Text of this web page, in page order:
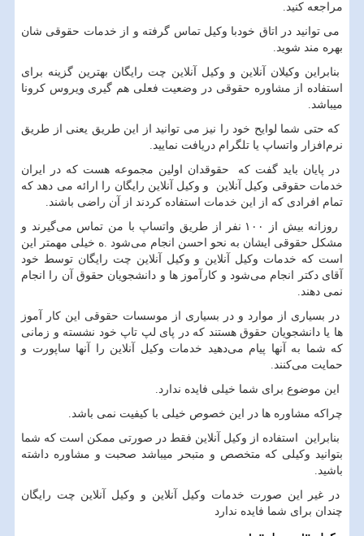
مراجعه کنید.
می توانید در اتاق خودبا وکیل تماس گرفته و از خدمات حقوقی شان
بهره مند شوید.
بنابراین وکیلان آنلاین و وکیل آنلاین چت رایگان بهترین گزینه برای
استفاده از مشاوره حقوقی در وضعیت فعلی هم گیری ویروس کرونا
میباشد.
که حتی شما لوایح خود را نیز می توانید از این طریق یعنی از طریق
نرم‌افزار واتساپ یا تلگرام دریافت نمایید.
در پایان باید گفت که حقوقدان اولین مجموعه هست که در ایران
خدمات حقوقی وکیل آنلاین و وکیل آنلاین رایگان را ارائه می دهد که
تمام افرادی که از این خدمات استفاده کردند از آن راضی باشند.
روزانه بیش از ۱۰۰ نفر از طریق واتساپ با من تماس می‌گیرند و
مشکل حقوقی ایشان به نحو احسن انجام می‌شود .ه خیلی مهمتر این
است که خدمات وکیل آنلاین و وکیل آنلاین چت رایگان توسط خود
آقای دکتر انجام می‌شود و کارآموز ها و دانشجویان حقوق آن را انجام
نمی دهند.
در بسیاری از موارد و در بسیاری از موسسات حقوقی این کار آموز
ها یا دانشجویان حقوق هستند که در پای لپ تاپ خود نشسته و زمانی
که شما به آنها پیام می‌دهید خدمات وکیل آنلاین را آنها ساپورت و
حمایت می‌کنند.
این موضوع برای شما خیلی فایده ندارد.
چراکه مشاوره ها در این خصوص خیلی با کیفیت نمی باشد.
بنابراین استفاده از وکیل آنلاین فقط در صورتی ممکن است که شما
بتوانید وکیلی که متخصص و متبحر میباشد صحبت و مشاوره داشته
باشید.
در غیر این صورت خدمات وکیل آنلاین و وکیل آنلاین چت رایگان
چندان برای شما فایده ندارد‌